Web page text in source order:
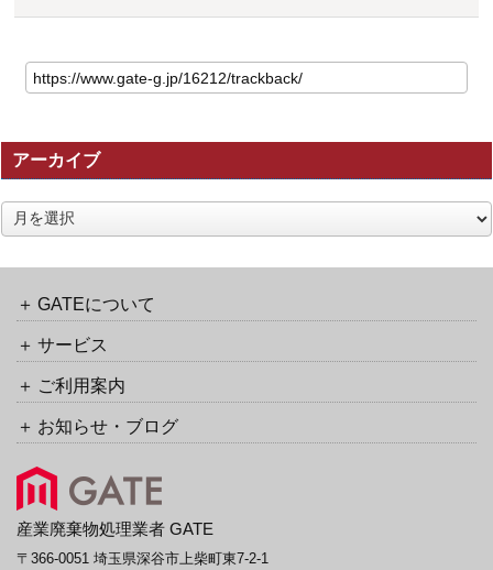
の
記
の
ト
ラ
ッ
ク
ッ
URL
アーカイブ
ア
ー
GATEについて
サービス
ご利用案内
お知らせ・ブログ
産業廃棄物処理業者 GATE
〒366-0051 埼玉県深谷市上柴町東7-2-1